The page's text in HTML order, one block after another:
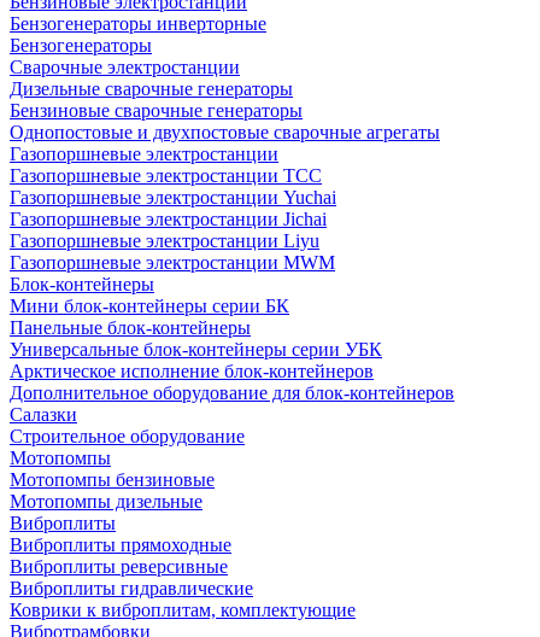
Бензогенераторы инверторные
Бензогенераторы
Сварочные электростанции
Дизельные сварочные генераторы
Бензиновые сварочные генераторы
Однопостовые и двухпостовые сварочные агрегаты
Газопоршневые электростанции
Газопоршневые электростанции ТСС
Газопоршневые электростанции Yuchai
Газопоршневые электростанции Jichai
Газопоршневые электростанции Liyu
Газопоршневые электростанции MWM
Блок-контейнеры
Мини блок-контейнеры серии БК
Панельные блок-контейнеры
Универсальные блок-контейнеры серии УБК
Арктическое исполнение блок-контейнеров
Дополнительное оборудование для блок-контейнеров
Салазки
Строительное оборудование
Мотопомпы
Мотопомпы бензиновые
Мотопомпы дизельные
Виброплиты
Виброплиты прямоходные
Виброплиты реверсивные
Виброплиты гидравлические
Коврики к виброплитам, комплектующие
Вибротрамбовки